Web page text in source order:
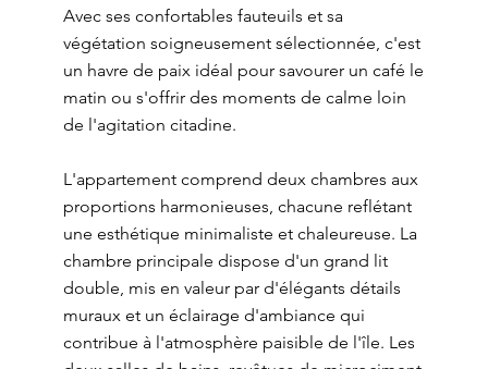
Avec ses confortables fauteuils et sa
végétation soigneusement sélectionnée, c'est
un havre de paix idéal pour savourer un café le
matin ou s'offrir des moments de calme loin
de l'agitation citadine.
L'appartement comprend deux chambres aux
proportions harmonieuses, chacune reflétant
une esthétique minimaliste et chaleureuse. La
chambre principale dispose d'un grand lit
double, mis en valeur par d'élégants détails
muraux et un éclairage d'ambiance qui
contribue à l'atmosphère paisible de l'île. Les